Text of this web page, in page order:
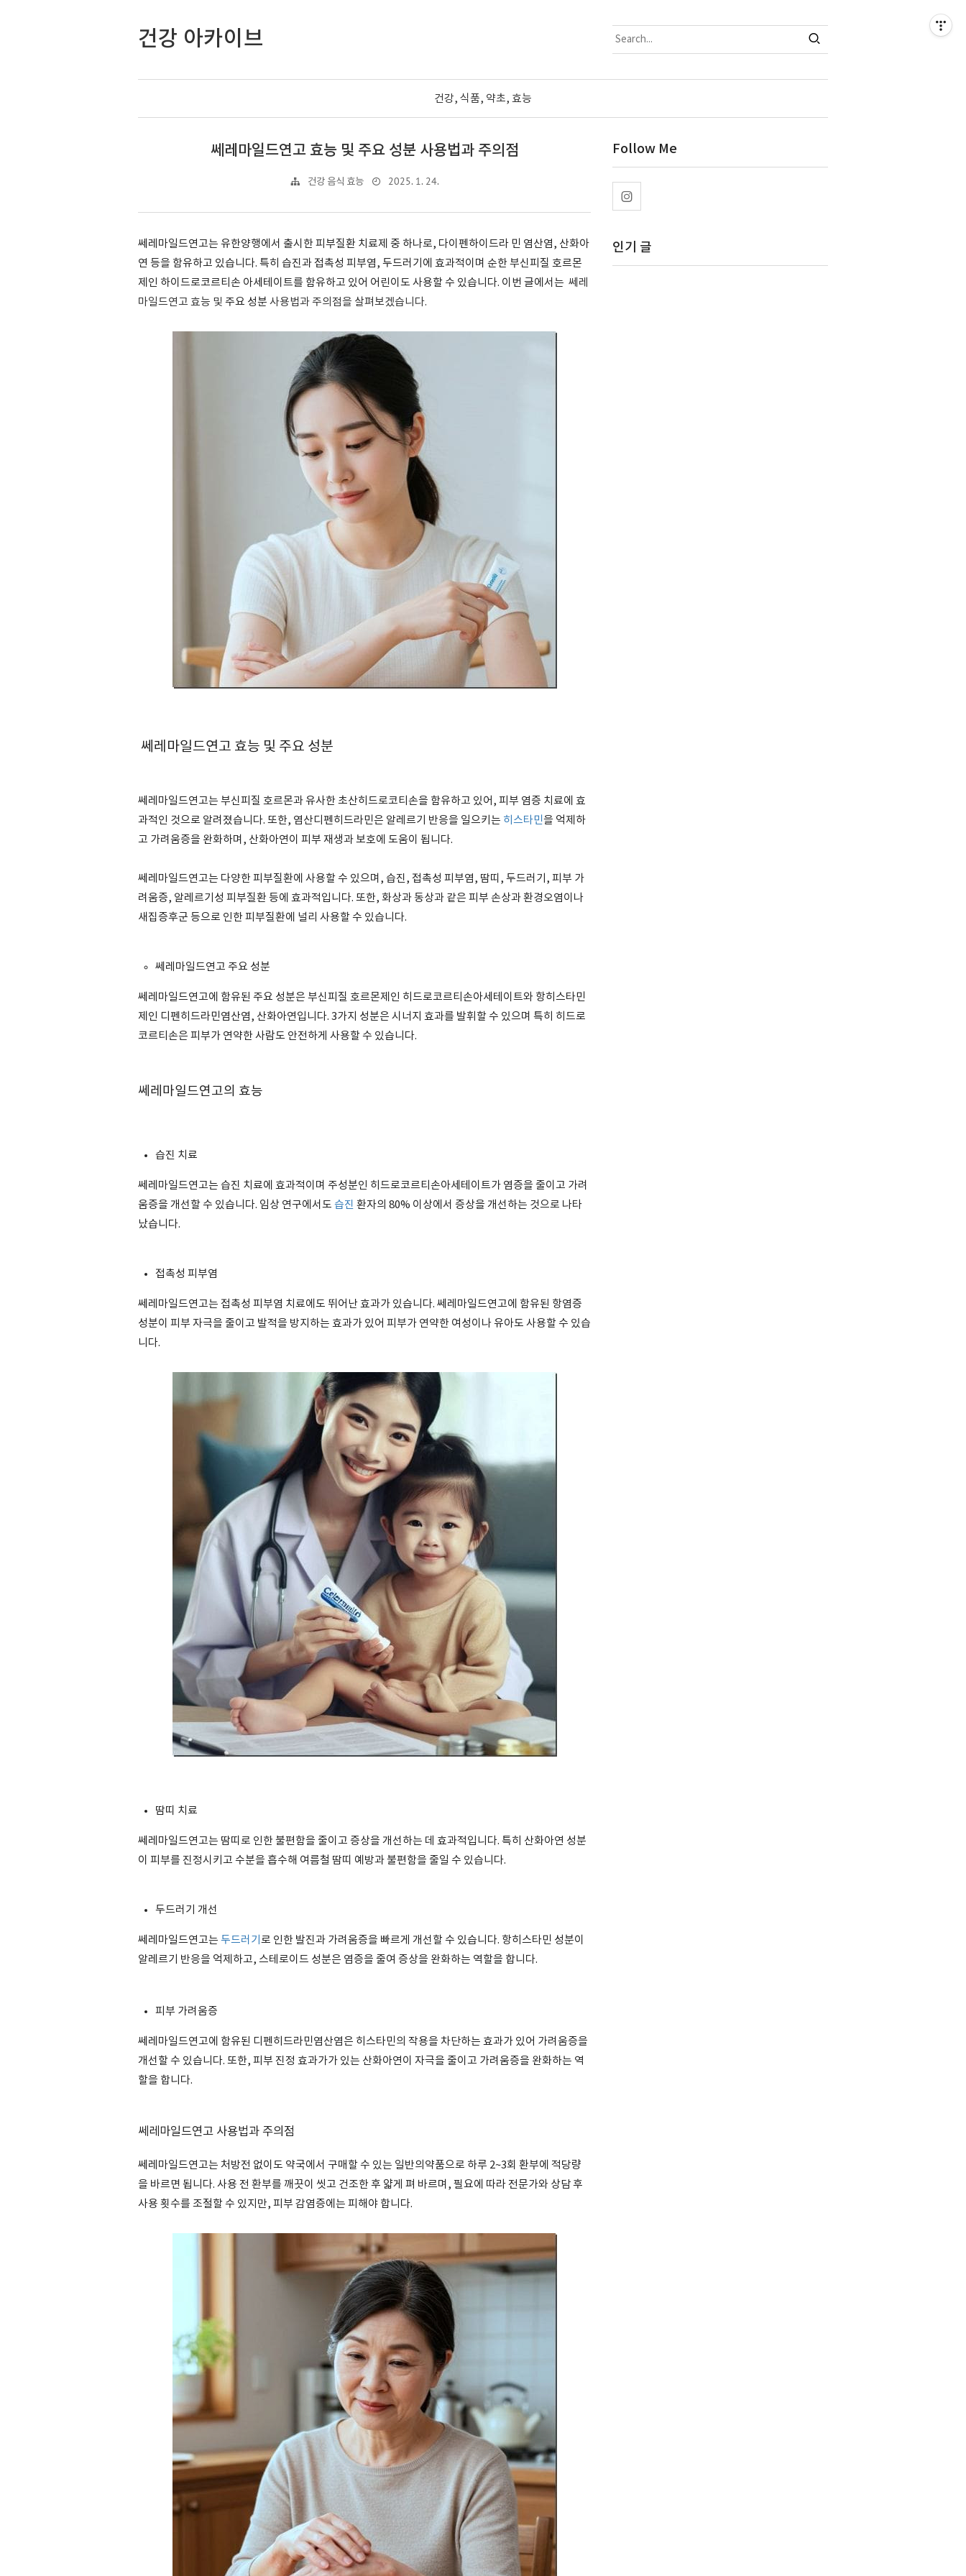
건강 아카이브
건강, 식품, 약초, 효능
쎄레마일드연고 효능 및 주요 성분 사용법과 주의점
건강 음식 효능 2025. 1. 24.
쎄레마일드연고는 유한양행에서 출시한 피부질환 치료제 중 하나로, 다이펜하이드라 민 염산염, 산화아
연 등을 함유하고 있습니다. 특히 습진과 접촉성 피부염, 두드러기에 효과적이며 순한 부신피질 호르몬
제인 하이드로코르티손 아세테이트를 함유하고 있어 어린이도 사용할 수 있습니다. 이번 글에서는 쎄레
마일드연고 효능 및 주요 성분 사용법과 주의점을 살펴보겠습니다.
쎄레마일드연고 효능 및 주요 성분
쎄레마일드연고는 부신피질 호르몬과 유사한 초산히드로코티손을 함유하고 있어, 피부 염증 치료에 효
과적인 것으로 알려졌습니다. 또한, 염산디펜히드라민은 알레르기 반응을 일으키는 히스타민을 억제하
고 가려움증을 완화하며, 산화아연이 피부 재생과 보호에 도움이 됩니다.
쎄레마일드연고는 다양한 피부질환에 사용할 수 있으며, 습진, 접촉성 피부염, 땀띠, 두드러기, 피부 가
려움증, 알레르기성 피부질환 등에 효과적입니다. 또한, 화상과 동상과 같은 피부 손상과 환경오염이나
새집증후군 등으로 인한 피부질환에 널리 사용할 수 있습니다.
쎄레마일드연고 주요 성분
쎄레마일드연고에 함유된 주요 성분은 부신피질 호르몬제인 히드로코르티손아세테이트와 항히스타민
제인 디펜히드라민염산염, 산화아연입니다. 3가지 성분은 시너지 효과를 발휘할 수 있으며 특히 히드로
코르티손은 피부가 연약한 사람도 안전하게 사용할 수 있습니다.
쎄레마일드연고의 효능
습진 치료
쎄레마일드연고는 습진 치료에 효과적이며 주성분인 히드로코르티손아세테이트가 염증을 줄이고 가려
움증을 개선할 수 있습니다. 임상 연구에서도 습진 환자의 80% 이상에서 증상을 개선하는 것으로 나타
났습니다.
접촉성 피부염
쎄레마일드연고는 접촉성 피부염 치료에도 뛰어난 효과가 있습니다. 쎄레마일드연고에 함유된 항염증
성분이 피부 자극을 줄이고 발적을 방지하는 효과가 있어 피부가 연약한 여성이나 유아도 사용할 수 있습
니다.
땀띠 치료
쎄레마일드연고는 땀띠로 인한 불편함을 줄이고 증상을 개선하는 데 효과적입니다. 특히 산화아연 성분
이 피부를 진정시키고 수분을 흡수해 여름철 땀띠 예방과 불편함을 줄일 수 있습니다.
두드러기 개선
쎄레마일드연고는 두드러기 로 인한 발진과 가려움증을 빠르게 개선할 수 있습니다. 항히스타민 성분이
알레르기 반응을 억제하고, 스테로이드 성분은 염증을 줄여 증상을 완화하는 역할을 합니다.
피부 가려움증
쎄레마일드연고에 함유된 디펜히드라민염산염은 히스타민의 작용을 차단하는 효과가 있어 가려움증을
개선할 수 있습니다. 또한, 피부 진정 효과가가 있는 산화아연이 자극을 줄이고 가려움증을 완화하는 역
할을 합니다.
쎄레마일드연고 사용법과 주의점
쎄레마일드연고는 처방전 없이도 약국에서 구매할 수 있는 일반의약품으로 하루 2~3회 환부에 적당량
을 바르면 됩니다. 사용 전 환부를 깨끗이 씻고 건조한 후 얇게 펴 바르며, 필요에 따라 전문가와 상담 후
사용 횟수를 조절할 수 있지만, 피부 감염증에는 피해야 합니다.
Follow Me
인기 글